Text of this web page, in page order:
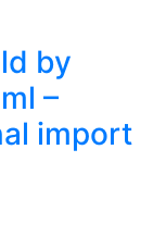
by
–
import